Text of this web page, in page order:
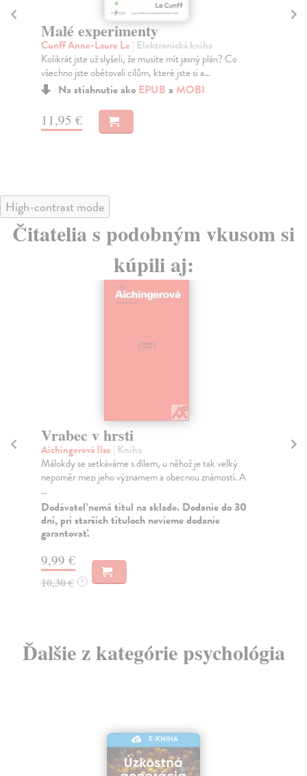
Malé experimenty
Cunff Anne-Laure Le | Elektronická kniha
Kolikrát jste už slyšeli, že musíte mít jasný plán? Co
všechno jste obětovali cílům, které jste si a...
Na stiahnutie ako EPUB a MOBI
11,95 €
High-contrast mode
Čitatelia s podobným vkusom si
kúpili aj:
Vrabec v hrsti
Aichingerová Ilse | Kniha
Málokdy se setkáváme s dílem, u něhož je tak velký
nepoměr mezi jeho významem a obecnou známostí. A
...
Dodávateľ nemá titul na sklade. Dodanie do 30
dní, pri starších tituloch nevieme dodanie
garantovať.
9,99 €
10,30 € ?
Ďalšie z kategórie psychológia
E-KNIHA